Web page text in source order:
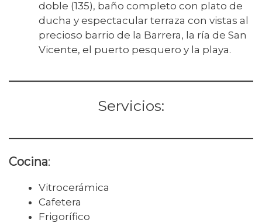
doble (135), baño completo con plato de
ducha y espectacular terraza con vistas al
precioso barrio de la Barrera, la ría de San
Vicente, el puerto pesquero y la playa.
Servicios:
Cocina:
Vitrocerámica
Cafetera
Frigorífico